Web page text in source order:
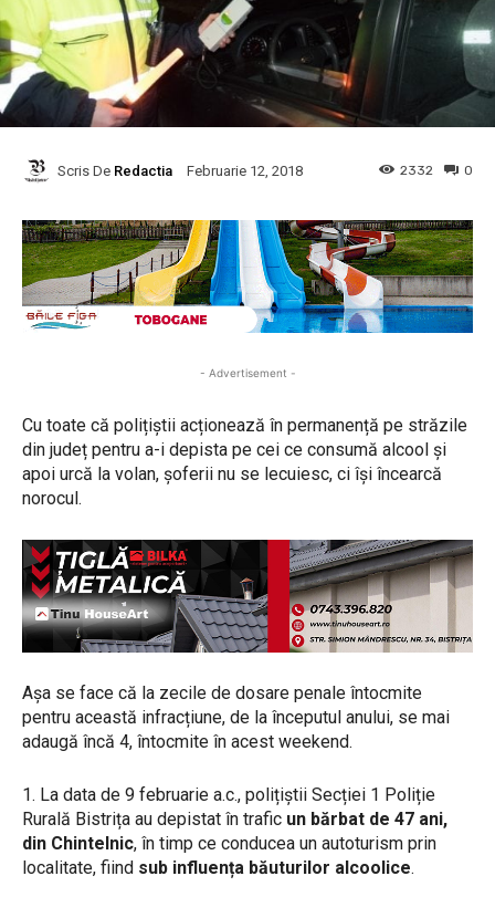
Scris De Redactia Februarie 12, 2018 0
2332
- Advertisement -
Cu toate că polițiștii acționează în permanență pe străzile
din județ pentru a-i depista pe cei ce consumă alcool și
apoi urcă la volan, șoferii nu se lecuiesc, ci își încearcă
norocul.
Așa se face că la zecile de dosare penale întocmite
pentru această infracțiune, de la începutul anului, se mai
adaugă încă 4, întocmite în acest weekend.
1. La data de 9 februarie a.c., polițiștii Secției 1 Poliție
Rurală Bistrița au depistat în trafic un bărbat de 47 ani,
din Chintelnic, în timp ce conducea un autoturism prin
localitate, fiind sub influența băuturilor alcoolice.